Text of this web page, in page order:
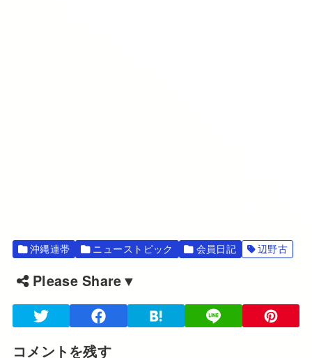
沖縄連帯 ニューストピック 会員日記 辺野古
Please Share▼
コメントを残す